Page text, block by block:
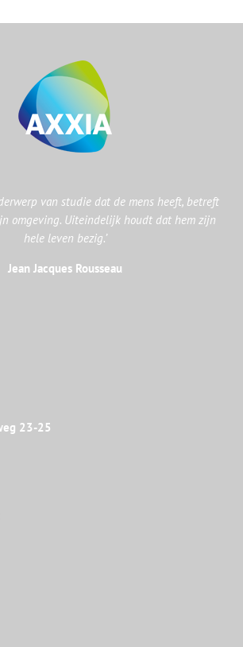
van studie dat de mens heeft, betreft
omgeving. Uiteindelijk houdt dat hem zijn
hele leven bezig.’
Jean Jacques Rousseau
23-25